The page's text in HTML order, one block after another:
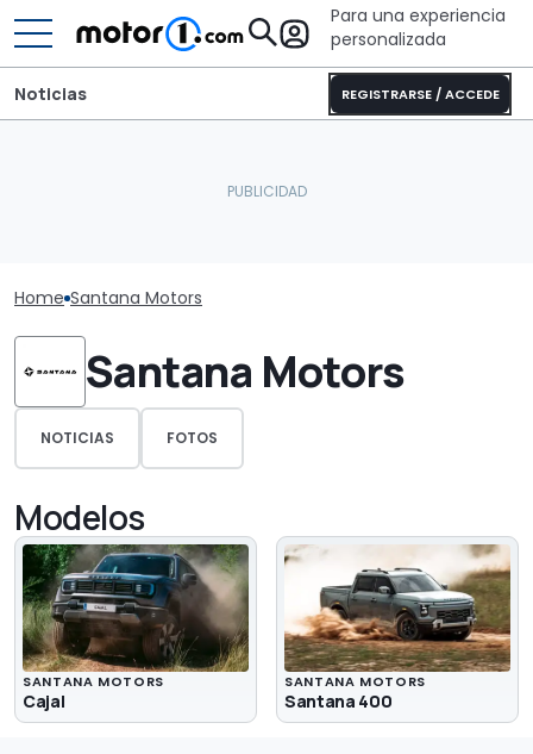
Para una experiencia
personalizada
REGISTRARSE / ACCEDE
Noticias
Home Santana Motors
Santana Motors
NOTICIAS FOTOS
Modelos
SANTANA MOTORS
Cajal
SANTANA MOTORS
Santana 400